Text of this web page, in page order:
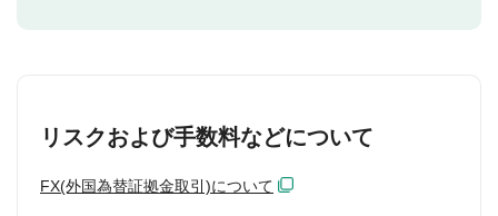
リスクおよび手数料などについて
FX(外国為替証拠金取引)について